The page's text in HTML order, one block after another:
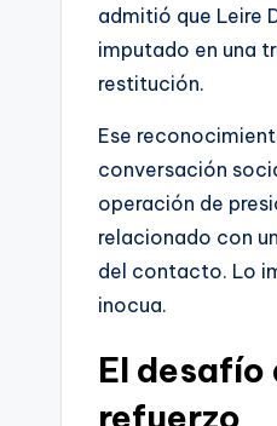
admitió que Leire
imputado en una
restitución.
Ese
conversación
operación de
relacionado con
del contacto. Lo
inocua.
El desafío
refuerzo